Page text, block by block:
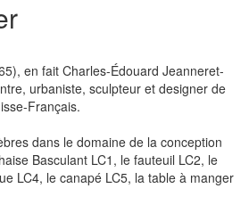
en fait Charles-Édouard Jeanneret-
urbaniste, sculpteur et designer de
Français.
dans le domaine de la conception
Basculant LC1, le fauteuil LC2, le
LC4, le canapé LC5, la table à manger